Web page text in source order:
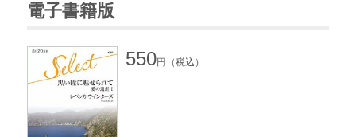
電子書籍版
550円（税込）